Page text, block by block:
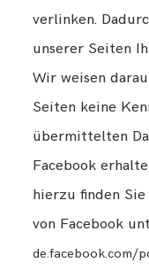
verlinken.
unserer Seiten
Wir weisen
Seiten keine
übermittelten
Facebook
hierzu finden
von Facebook
de.facebook.com/